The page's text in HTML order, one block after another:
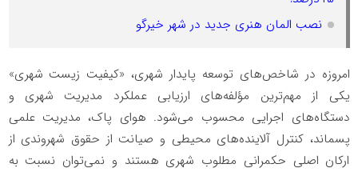
نصب المان هنری جدید در شهر خیرگو
امروزه در شاخص‌های توسعه پایدار شهری، «کیفیت زیست شهری»
یکی از مهم‌ترین مؤلفه‌های ارزیابی عملکرد مدیریت شهری و
دستگاه‌های اجرایی محسوب می‌شود. هوای پاک، مدیریت علمی
پسماند، کنترل آلاینده‌های محیطی و صیانت از حقوق شهروندی از
ارکان اصلی حکمرانی مطلوب شهری هستند و نمی‌توان نسبت به